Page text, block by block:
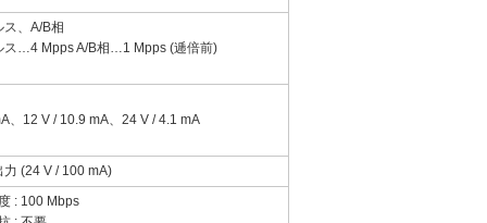
ス、A/B相
ス…4 Mpps A/B相…1 Mpps (逓倍前)
、12 V / 10.9 mA、24 V / 4.1 mA
(24 V / 100 mA)
: 100 Mbps